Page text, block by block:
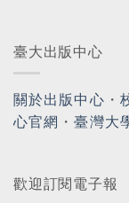
臺大出版中心
關於出版中心 ・
心官網 ・臺灣大
歡迎訂閱電子報